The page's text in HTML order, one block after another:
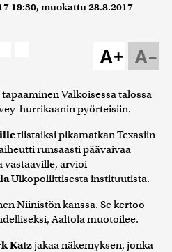
19:30, muokattu28.8.2017
A–
A+
tapaaminen Valkoisessa talossa
hurrikaanin pyörteisiin.
tiistaiksi pikamatkan Texasiin
runsaasti päävaivaa
vastaaville, arvioi
Ulkopoliittisesta instituutista.
Niinistön kanssa. Se kertoo
Aaltola muotoilee.
Katzjakaa näkemyksen, jonka